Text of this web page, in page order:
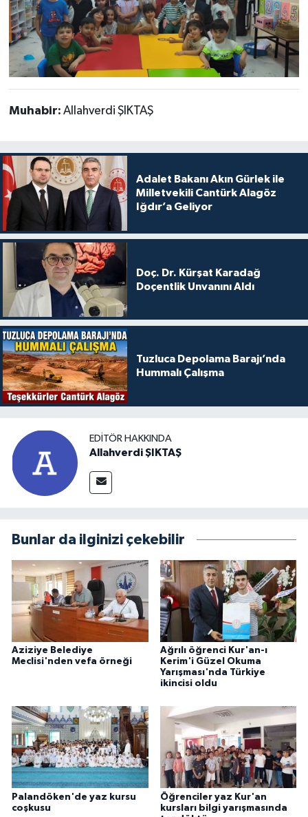
Muhabir: Allahverdi ŞIKTAŞ
Adalet Bakanı Akın Gürlek ile
Milletvekili Cantürk Alagöz
Iğdır’a Geliyor
Doç. Dr. Kürşat Karadağ
Doçentlik Unvanını Aldı
Tuzluca Depolama Barajı’nda
Hummalı Çalışma
EDITÖR HAKKINDA
Allahverdi ŞIKTAŞ
Bunlar da ilginizi çekebilir
Aziziye Belediye
Meclisi'nden vefa örneği
Ağrılı öğrenci Kur'an-ı
Kerim'i Güzel Okuma
Yarışması'nda Türkiye
ikincisi oldu
Palandöken'de yaz kursu
coşkusu
Öğrenciler yaz Kur'an
kursları bilgi yarışmasında